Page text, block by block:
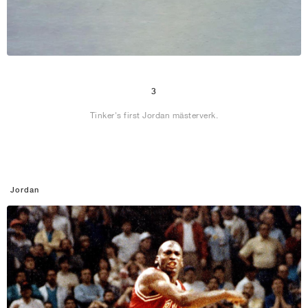
3
Tinker's first Jordan mästerverk.
Jordan